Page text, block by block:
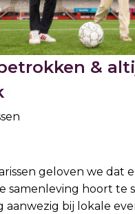
&
geloven we dat
samenleving hoort te
aanwezig bij lokale